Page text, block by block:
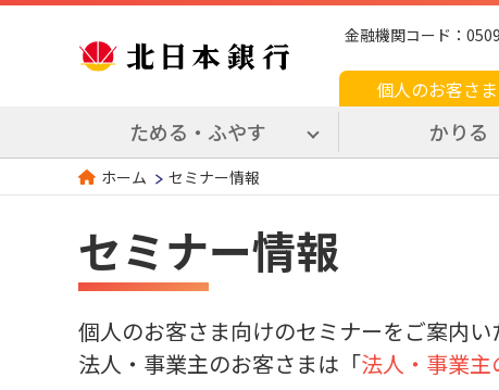
金融機関コード：
個人のお客さま
ためる・ふやす かりる
ホーム セミナー情報
セミナー情報
個人のお客さま向けのセミナーをご案内い
法人・事業主のお客さまは「法人・事業主